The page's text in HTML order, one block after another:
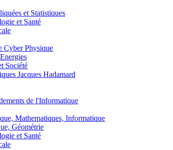
et Statistiques
et Santé
Cyber Physique
Société
Jacques Hadamard
de l'Informatique
Mathematiques, Informatique
Géométrie
et Santé